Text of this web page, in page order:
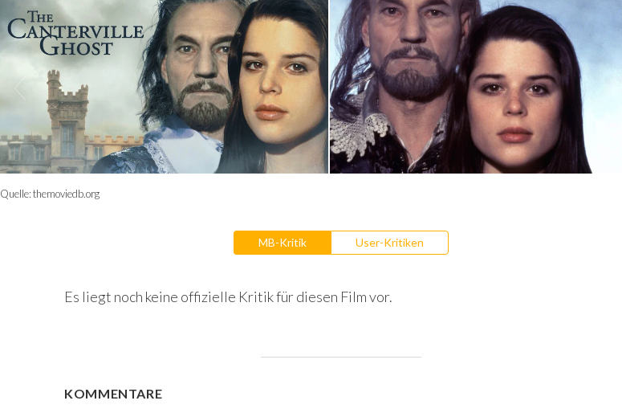
Quelle:themoviedb.org
MB-Kritik User-Kritiken
Es liegt noch keine offizielle Kritik für diesen Film vor.
KOMMENTARE